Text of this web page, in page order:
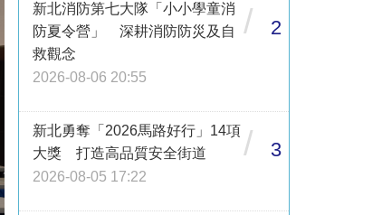
新北消防第七大隊「小小學童消
防夏令營」 深耕消防防災及自
救觀念
2026-08-06 20:55
/ 2
新北勇奪「2026馬路好行」14項
大獎 打造高品質安全街道
2026-08-05 17:22
/ 3